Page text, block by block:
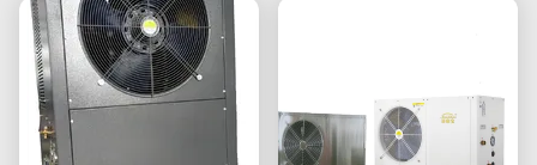
refrigerante R410A per
grandi locali
commerciali